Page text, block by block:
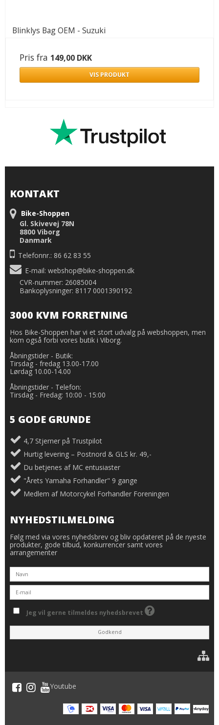
Blinklys Bag OEM - Suzuki
Pris fra 149,00 DKK
VIS PRODUKT
KONTAKT
Bike-Shoppen
Gl. Skivevej 78N
8800 Viborg
Danmark
Telefonnr.: 86 62 83 55
E-mail: webshop@bike-shoppen.dk
CVR-nummer: 26085004
Bankoplysninger: 8117 0001390192
3000 KVM FORRETNING
Hos Bike-Shoppen har vi et stort udvalg på webshoppen, men
kom også forbi vores butik i Viborg.
Åbningstider - Butik:
Tirsdag - fredag 13.00-17.00
Lørdag 10.00-14.00
Åbningstider - Telefon:
Tirsdag - Fredag: 10:00 - 15:00
5 GODE GRUNDE
4,7 Stjerner på Trustpilot
Hurtig levering – Postnord & GLS kr. 49,-
Du betjenes af MC entusiaster
"Årets Yamaha Forhandler" 9 gange
Medlem af Motorcykel Forhandler Foreningen
NYHEDSTILMELDING
Følg med via vores nyhedsbrev og bliv opdateret på de nyeste
produkter, gode tilbud, konkurrencer samt vores
arrangementer
Jeg vil gerne tilmeldes nyhedsbrevet
Godkend
Youtube